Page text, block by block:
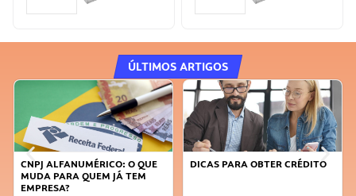
ÚLTIMOS ARTIGOS
CNPJ ALFANUMÉRICO: O QUE
MUDA PARA QUEM JÁ TEM
EMPRESA?
DICAS PARA OBTER CRÉDITO